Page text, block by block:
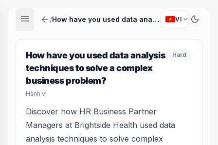
menu arrow_back / How have you used data analysis techniques to solve a complex business problem? VI expand_more dark_mode
How have you used data analysis
techniques to solve a complex
business problem?
Hành vi
Hard
Discover how HR Business Partner
Managers at Brightside Health used data
analysis techniques to solve complex